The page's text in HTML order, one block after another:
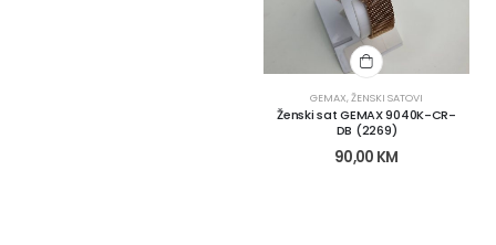
GEMAX,ŽENSKI SATOVI
Ženski sat GEMAX 9040K-CR-
DB (2269)
90,00 KM